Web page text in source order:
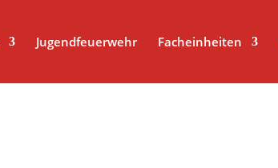
Jugendfeuerwehr Facheinheiten